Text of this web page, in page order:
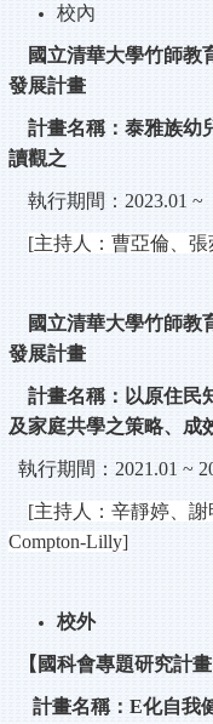
校內
國立清華大學竹師
發展計畫
計畫名稱：泰雅族幼
讀觀之
執行期間： 2023.01 ~
[主持人：曹亞倫、張
國立清華大學竹師
發展計畫
計畫名稱：以原住民
及家庭共學之策略、成
執行期間： 2021.01 ~
[主持人：辛靜婷、謝
Compton-Lilly]
校外
【國科會專題研究計畫
計畫名稱： E化自我